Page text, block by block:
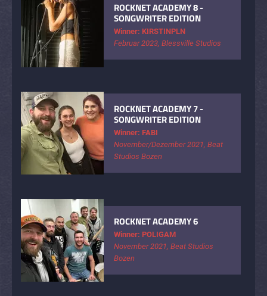
ROCKNET ACADEMY 8 -
SONGWRITER EDITION
Winner: KIRSTINPLN
Februar 2023, Blessville Studios
ROCKNET ACADEMY 7 -
SONGWRITER EDITION
Winner: FABI
November/Dezember 2021, Beat
Studios Bozen
ROCKNET ACADEMY 6
Winner: POLIGAM
November 2021, Beat Studios
Bozen